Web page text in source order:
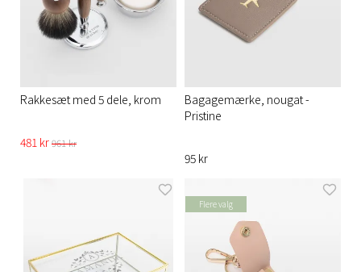
Rakkesæt med 5 dele, krom
481 kr961 kr
Bagagemærke, nougat -
Pristine
95 kr
Flere valg